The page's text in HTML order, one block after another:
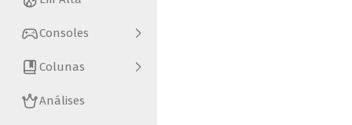
Consoles
Colunas
Análises